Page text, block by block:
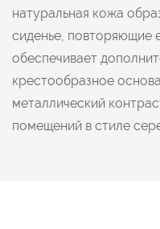
натуральная кожа
сиденье, повторяющие
обеспечивает
крестообразное
металлический
помещений в стиле